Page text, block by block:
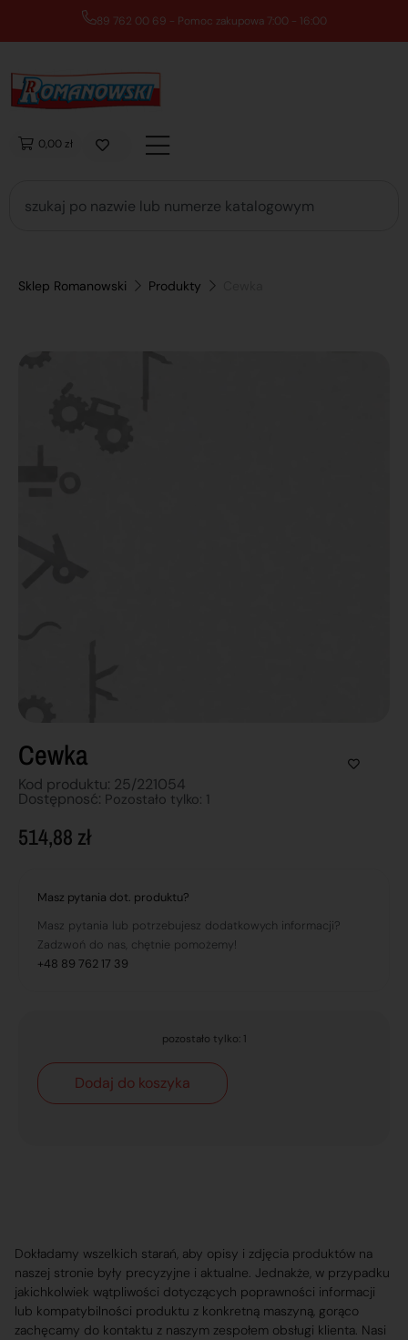
89 762 00 69 - Pomoc zakupowa 7:00 - 16:00
0,00 zł
Sklep Romanowski Produkty
Cewka
Kod produktu: 25/221054
Dostępnosć: Pozostało tylko: 1
514,88 zł
Masz pytania dot. produktu?
Masz pytania lub potrzebujesz dodatkowych informacji?
Zadzwoń do nas, chętnie pomożemy!
+48 89 762 17 39
pozostało tylko: 1
Dodaj do koszyka
Dokładamy wszelkich starań, aby opisy i zdjęcia produktów na
naszej stronie były precyzyjne i aktualne. Jednakże, w przypadku
jakichkolwiek wątpliwości dotyczących poprawności informacji
lub kompatybilności produktu z konkretną maszyną, gorąco
zachęcamy do kontaktu z naszym zespołem obsługi klienta. Nasi